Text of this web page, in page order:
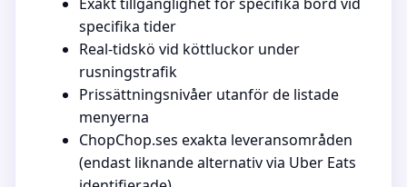
specifika tider
Real-tidskö vid köttluckor under
rusningstrafik
Prissättningsnivåer utanför de listade
menyerna
ChopChop.ses exakta leveransområden
(endast liknande alternativ via Uber Eats